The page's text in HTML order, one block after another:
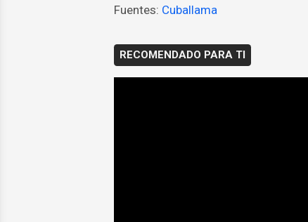
Fuentes: Cuballama
RECOMENDADO PARA TI